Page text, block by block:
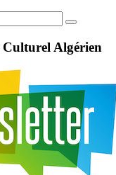
Culturel Algérien